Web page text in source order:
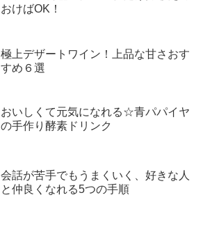
おけばOK！
極上デザートワイン！上品な甘さおす
すめ６選
おいしくて元気になれる☆青パパイヤ
の手作り酵素ドリンク
会話が苦手でもうまくいく、好きな人
と仲良くなれる5つの手順